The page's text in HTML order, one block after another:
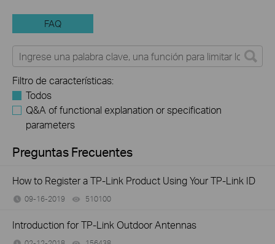
FAQ
Filtro de características:
Todos
Q&A of functional explanation or specification
parameters
Preguntas Frecuentes
How to Register a TP-Link Product Using Your TP-Link ID
09-16-2019 510100
Introduction for TP-Link Outdoor Antennas